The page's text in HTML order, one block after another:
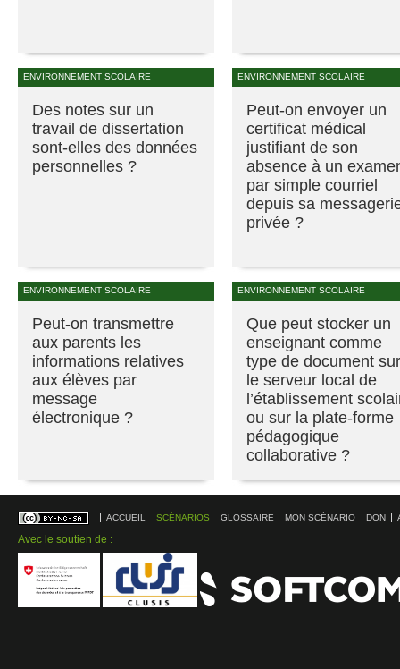
ENVIRONNEMENT SCOLAIRE
Des notes sur un
travail de dissertation
sont-elles des données
personnelles ?
ENVIRONNEMENT SCOLAIRE
Peut-on envoyer un
certificat médical
justifiant de son
absence à un
par simple courriel
depuis sa
privée ?
ENVIRONNEMENT SCOLAIRE
Peut-on transmettre
aux parents les
informations relatives
aux élèves par
message
électronique ?
ENVIRONNEMENT SCOLAIRE
Que peut stocker un
enseignant comme
type de document sur
le serveur local de
l’établissement
ou sur la plate-forme
pédagogique
collaborative ?
ACCUEIL SCÉNARIOS GLOSSAIRE MON SCÉNARIO DON
Avec le soutien de :